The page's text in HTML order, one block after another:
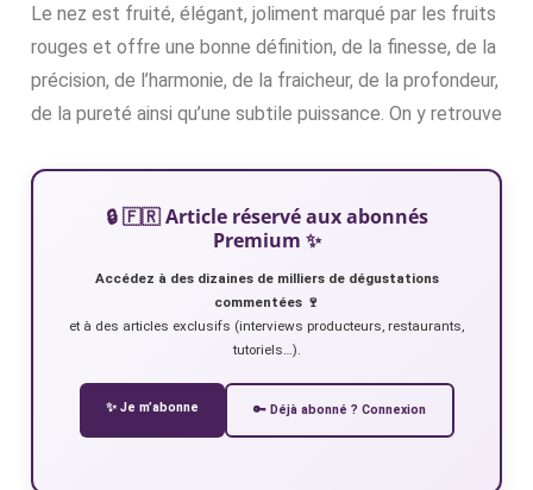
Le nez est fruité, élégant, joliment marqué par les fruits
rouges et offre une bonne définition, de la finesse, de la
précision, de l’harmonie, de la fraicheur, de la profondeur,
de la pureté ainsi qu’une subtile puissance. On y retrouve
🔒 🇫🇷 Article réservé aux abonnés
Premium ✨
Accédez à des dizaines de milliers de dégustations
commentées 🍷
et à des articles exclusifs (interviews producteurs, restaurants,
tutoriels…).
✨ Je m’abonne 🔑 Déjà abonné ? Connexion